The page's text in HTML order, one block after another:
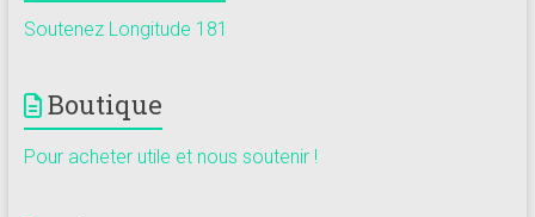
Soutenez Longitude 181
Boutique
Pour acheter utile et nous soutenir !